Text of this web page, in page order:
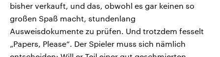
bisher verkauft, und das, obwohl es gar keinen so
großen Spaß macht, stundenlang
Ausweisdokumente zu prüfen. Und trotzdem fesselt
„Papers, Please“. Der Spieler muss sich nämlich